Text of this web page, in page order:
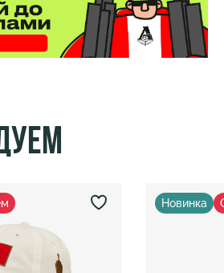
Новинка